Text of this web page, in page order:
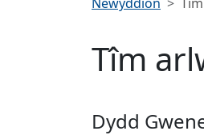
Tîm
Dydd